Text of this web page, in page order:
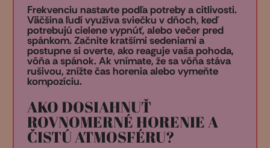
Frekvenciu nastavte podľa potreby a citlivosti.
Väčšina ľudí využíva sviečku v dňoch, keď
potrebujú cielene vypnúť, alebo večer pred
spánkom. Začnite kratšími sedeniami a
postupne si overte, ako reaguje vaša pohoda,
vôňa a spánok. Ak vnímate, že sa vôňa stáva
rušivou, znížte čas horenia alebo vymeňte
kompozíciu.
AKO DOSIAHNUŤ
ROVNOMERNÉ HORENIE A
ČISTÚ ATMOSFÉRU?